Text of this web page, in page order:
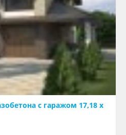
с гаражом 17,18 х